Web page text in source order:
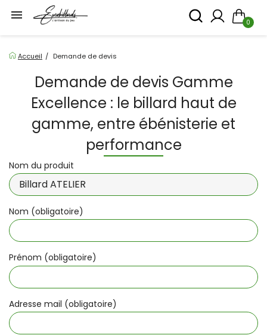

0
Accueil Demande de devis
Demande de devis Gamme
Excellence : le billard haut de
gamme, entre ébénisterie et
performance
Nom du produit
Nom (obligatoire)
Prénom (obligatoire)
Adresse mail (obligatoire)